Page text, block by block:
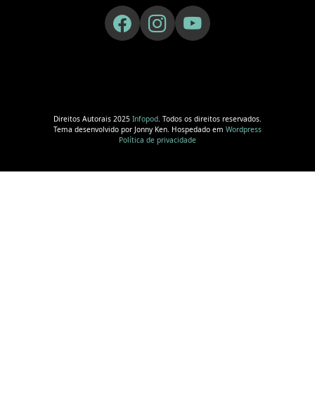
Direitos Autorais 2025 Infopod . Todos os direitos reservados.
Tema desenvolvido por Jonny Ken. Hospedado em Wordpress
Política de privacidade